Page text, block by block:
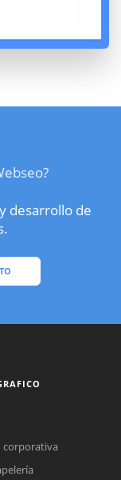
desarrollo de
corporativa